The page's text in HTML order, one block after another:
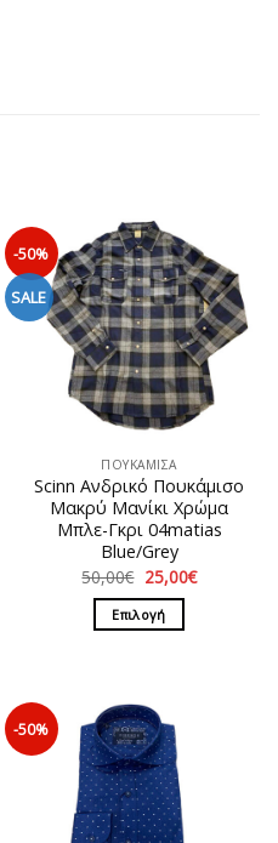
-50%
SALE
ΠΟΥΚΑΜΙΣΑ
Scinn Ανδρικό Πουκάμισο
Mακρύ Μανίκι Χρώμα
Μπλε-Γκρι 04matias
Βlue/Grey
50,00€ Original
price
was:
50,00€.
25,00€Η
τρέχουσα
Επιλογή
έχει
πολλαπλές
παραλλαγές.
Οι
επιλογές
-50%